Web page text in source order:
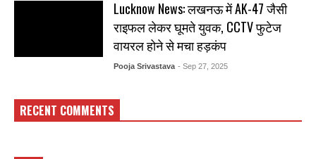
Lucknow News: लखनऊ में AK-47 जैसी
राइफल लेकर घूमते युवक, CCTV फुटेज
वायरल होने से मचा हड़कंप
Pooja Srivastava - Sep 27, 2025
RECENT COMMENTS